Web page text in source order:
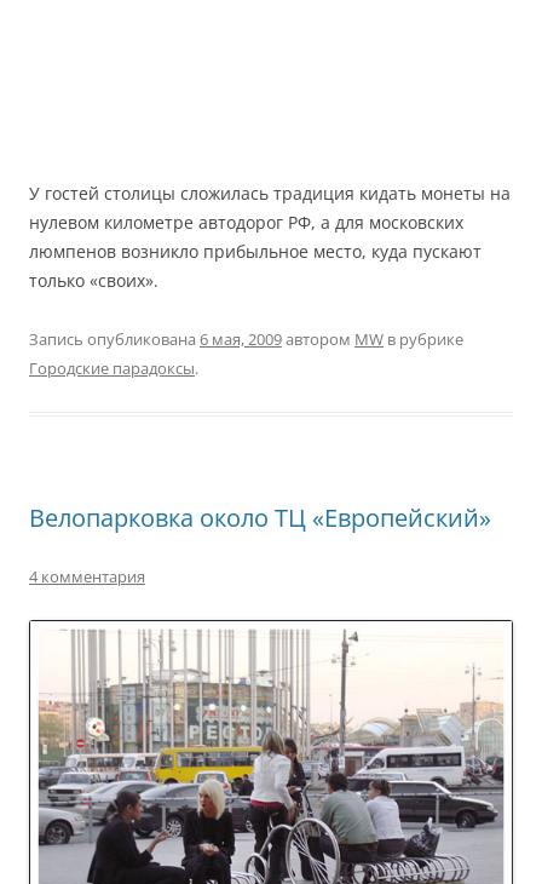
У гостей столицы сложилась традиция кидать монеты на
нулевом километре автодорог РФ, а для московских
люмпенов возникло прибыльное место, куда пускают
только «своих».
Запись опубликована 6 мая, 2009автором MW в рубрике
Городские парадоксы.
Велопарковка около ТЦ «Европейский»
4 комментария